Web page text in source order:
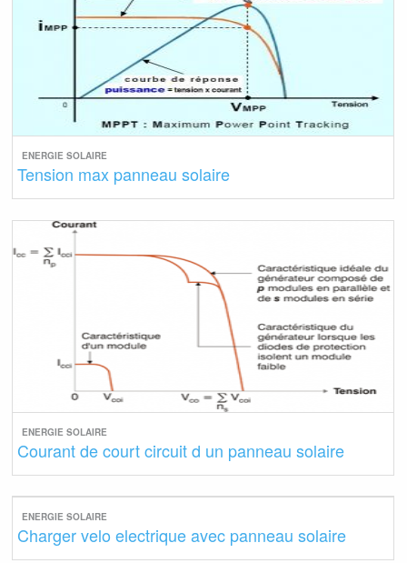
ENERGIE SOLAIRE
Tension max panneau solaire
ENERGIE SOLAIRE
Courant de court circuit d un panneau solaire
ENERGIE SOLAIRE
Charger velo electrique avec panneau solaire